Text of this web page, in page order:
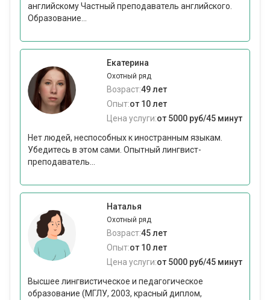
английскому Частный преподаватель английского.
Образование...
Екатерина
Охотный ряд
Возраст:49 лет
Опыт:от 10 лет
Цена услуги:от 5000 руб/45 минут
Нет людей, неспособных к иностранным языкам.
Убедитесь в этом сами. Опытный лингвист-
преподаватель...
Наталья
Охотный ряд
Возраст:45 лет
Опыт:от 10 лет
Цена услуги:от 5000 руб/45 минут
Высшее лингвистическое и педагогическое
образование (МГЛУ, 2003, красный диплом,